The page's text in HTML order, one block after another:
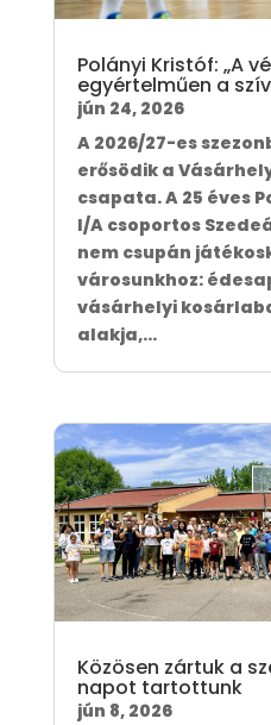
Polányi Kristóf: „A
egyértelműen a
jún 24, 2026
A 2026/27-es
erősödik a
csapata. A 25 éves
I/A csoportos
nem csupán
városunkhoz:
vásárhelyi
alakja,...
Közösen zártuk a
napot tartottunk
jún 8, 2026